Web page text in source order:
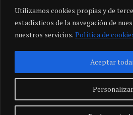
Utilizamos cookies propias y de
estadísticos de la navegación de
nuestros servicios. Política de
Personalizar
Aceptar